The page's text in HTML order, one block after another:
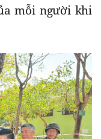
mỗi người khi